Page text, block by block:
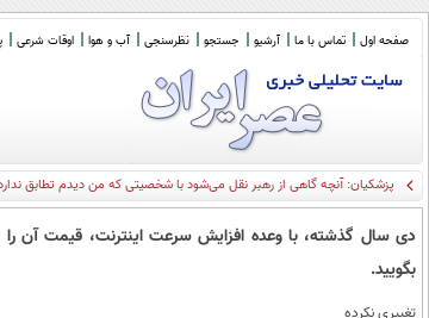
صفحه اول تماس با ما آرشیو جستجو نظرسنجی آب و هوا اوقات شرعی
پزشکیان‌: آنچه گاهی از رهبر نقل می‌شود با شخصیتی که من دیدم تطابق ندارد/ گفتند سه چهارم ( با
بگویید.
تغییری نکرده